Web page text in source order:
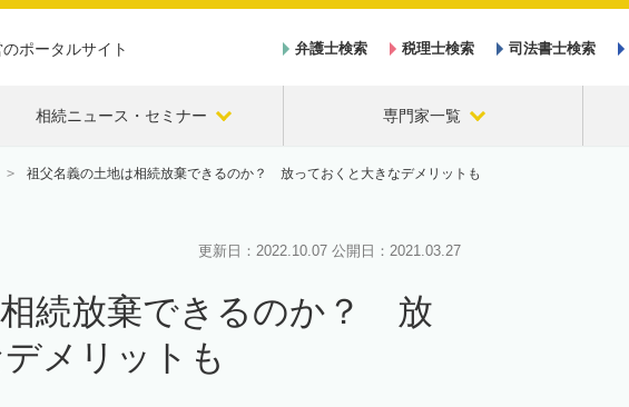
ポータルサイト 弁護士検索 税理士検索 司法書士検索
相続ニュース・セミナー 専門家一覧
祖父名義の土地は相続放棄できるのか？ 放っておくと大きなデメリットも
更新日： 2022.10.07 公開日： 2021.03.27
続放棄できるのか？ 放
メリットも